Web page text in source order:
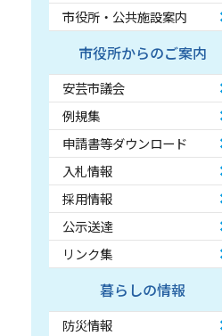
市役所・公共施設案内
市役所からのご案内
安芸市議会
例規集
申請書等ダウンロード
入札情報
採用情報
公示送達
リンク集
暮らしの情報
防災情報